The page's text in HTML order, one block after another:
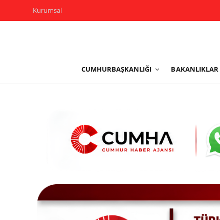
Kurumsal
CUMHURBAŞKANLIĞI BAKANLIKLAR
Yerel Yönetimler